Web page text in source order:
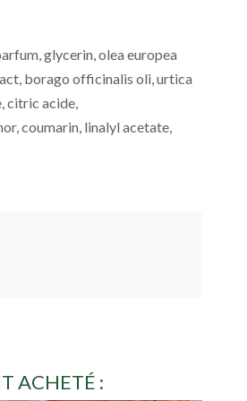
glycerin, olea europea
borago officinalis oli, urtica
citric acide,
coumarin, linalyl acetate,
ACHETÉ :